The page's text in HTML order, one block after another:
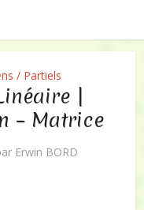
/ Partiels
|
– Matrice
Erwin BORD